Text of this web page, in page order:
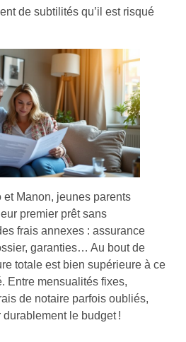
de subtilités qu’il est risqué
et Manon, jeunes parents
premier prêt sans
frais annexes : assurance
garanties… Au bout de
totale est bien supérieure à ce
Entre mensualités fixes,
de notaire parfois oubliés,
le budget !